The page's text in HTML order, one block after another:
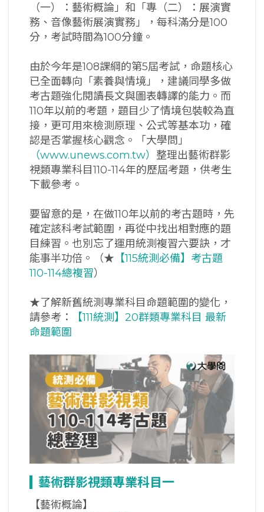
（一）：藝術概論」和「專（二）：展演實
務、音像藝術展演實務」，每科滿分是100
分，考試時間為100分鐘。
由於今年是108課綱的第5屆考試，命題核心
已全面轉向「素養與情境」，建議同學多做
考古題強化閱讀長文與圖表轉譯的能力。而
110年以前的考題，題目少了情境包裝較為直
接，更可用來檢測原理、公式等基本功，確
認是否掌握核心觀念。「大學問」
（www.unews.com.tw） 整理出藝術群影
視類專業科目110-114年的歷屆考題，供考生
下載參考。
要留意的是，在做110年以前的考古題時，先
確定該科考試範圍，再從中找出相對應的題
目練習。也別忘了運用統測複習六要訣，才
能事半功倍。（★ 【115統測必備】考古題
110-114總複習）
★了解新舊統測專業科目命題範圍的變化，
請參考：
【111統測】20群類專業科目 最新
命題範圍
藝術群影視類專業科目一
【藝術概論】